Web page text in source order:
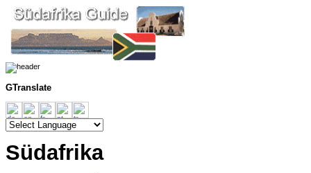
GTranslate
Südafrika